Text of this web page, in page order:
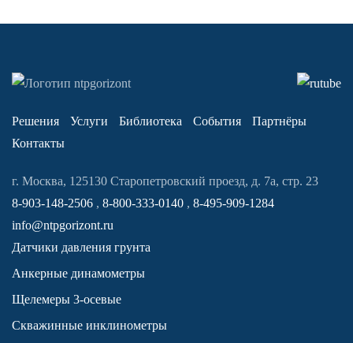
Решения Услуги Библиотека События
Партнёры
Контакты
г. Москва, 125130 Старопетровский проезд, д. 7а, стр. 23
8-903-148-2506 , 8-800-333-0140 , 8-495-909-1284
info@ntpgorizont.ru
Датчики давления грунта
Анкерные динамометры
Щелемеры 3-осевые
Скважинные инклинометры